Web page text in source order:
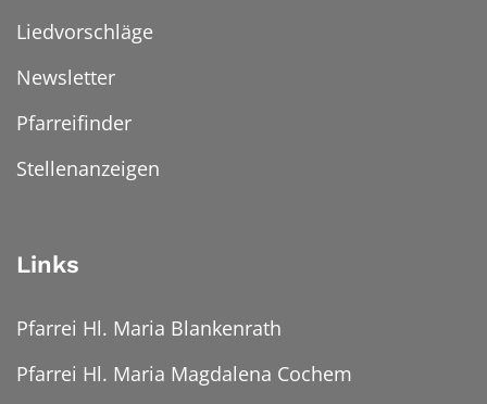
Liedvorschläge
Newsletter
Pfarreifinder
Stellenanzeigen
Links
Pfarrei Hl. Maria Blankenrath
Pfarrei Hl. Maria Magdalena Cochem